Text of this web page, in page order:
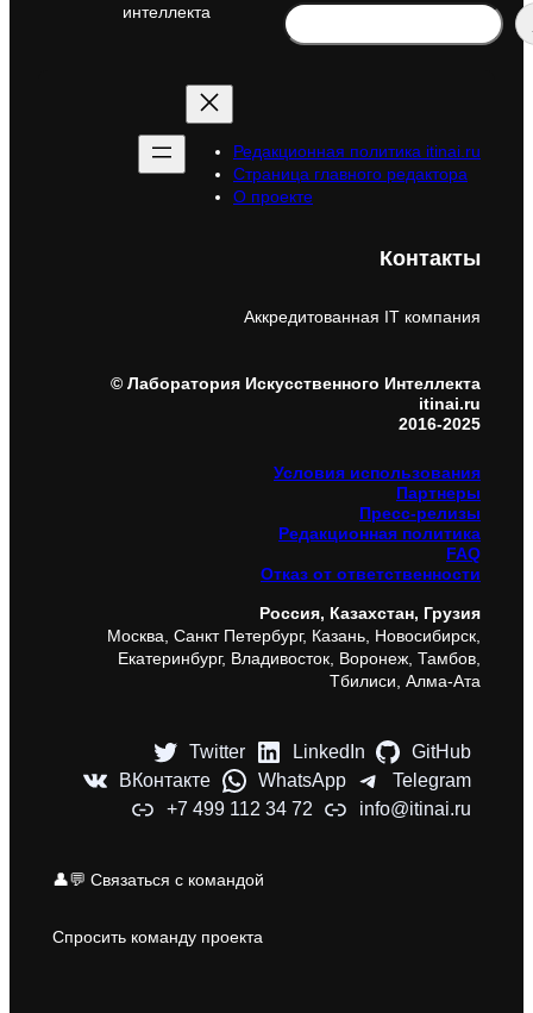
интеллекта
Search
Редакционная политика itinai.ru
Страница главного редактора
О проекте
Контакты
Аккредитованная IT компания
© Лаборатория Искусственного Интеллекта
itinai.ru
2016-2025
Условия использования
Партнеры
Пресс-релизы
Редакционная политика
FAQ
Отказ от ответственности
Россия, Казахстан, Грузия
Москва, Санкт Петербург, Казань, Новосибирск,
Екатеринбург, Владивосток, Воронеж, Тамбов,
Тбилиси, Алма-Ата
Twitter LinkedIn
GitHub
ВКонтакте
WhatsApp
Telegram
+7 499 112 34 72
info@itinai.ru
👤💬 Связаться с командой
Спросить команду проекта